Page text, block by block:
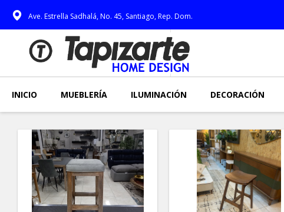
Ave. Estrella Sadhalá, No. 45, Santiago, Rep. Dom.
INICIO MUEBLERÍA ILUMINACIÓN DECORACIÓN